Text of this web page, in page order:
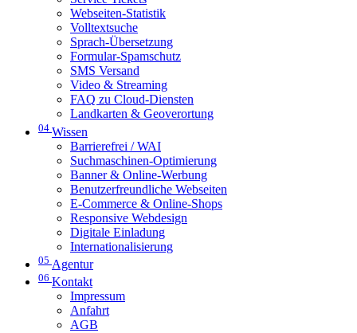
Webseiten-Statistik
Volltextsuche
Sprach-Übersetzung
Formular-Spamschutz
SMS Versand
Video & Streaming
FAQ zu Cloud-Diensten
Landkarten & Geoverortung
04 Wissen
Barrierefrei / WAI
Suchmaschinen-Optimierung
Banner & Online-Werbung
Benutzerfreundliche Webseiten
E-Commerce & Online-Shops
Responsive Webdesign
Digitale Einladung
Internationalisierung
05 Agentur
06 Kontakt
Impressum
Anfahrt
AGB